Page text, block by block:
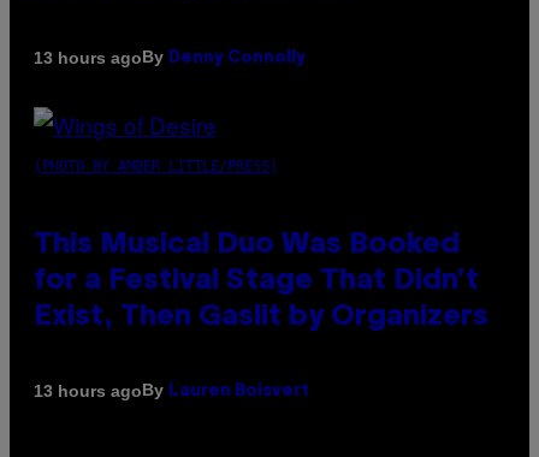
13 hours agoBy Denny Connolly
(PHOTO BY AMBER LITTLE/PRESS)
This Musical Duo Was Booked
for a Festival Stage That Didn’t
Exist, Then Gaslit by Organizers
13 hours agoBy Lauren Boisvert